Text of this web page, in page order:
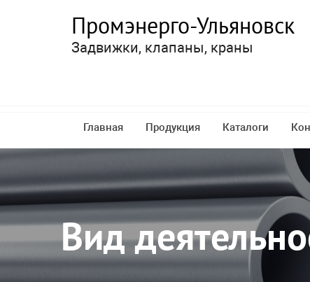
Промэнерго-Ульяновск
Задвижки, клапаны, краны
Главная Продукция Каталоги
Вид